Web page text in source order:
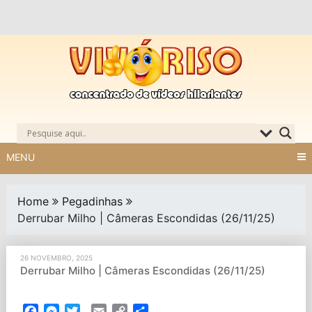
MENU
Home
Pegadinhas
Derrubar Milho | Câmeras Escondidas (26/11/25)
26 NOVEMBRO, 2025
Derrubar Milho | Câmeras Escondidas (26/11/25)